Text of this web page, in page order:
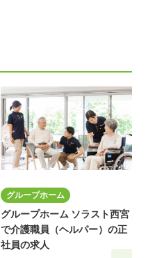
グループホーム
グループホーム ソラスト西宮
で介護職員（ヘルパー）の正
社員の求人